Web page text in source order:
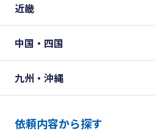
近畿
中国・四国
九州・沖縄
依頼内容から探す